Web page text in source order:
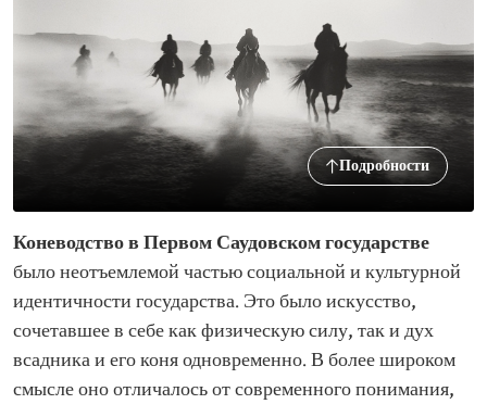
Подробности
Коневодство в Первом Саудовском государстве
было неотъемлемой частью социальной и культурной
идентичности государства. Это было искусство,
сочетавшее в себе как физическую силу, так и дух
всадника и его коня одновременно. В более широком
смысле оно отличалось от современного понимания,